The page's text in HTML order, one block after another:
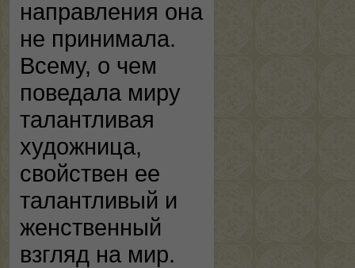
направления она
не принимала.
Всему, о чем
поведала миру
талантливая
художница,
свойствен ее
талантливый и
женственный
взгляд на мир.